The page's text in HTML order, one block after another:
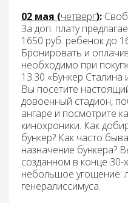
02 мая (четверг):
За доп. плату
1650 руб. ребенок до
Бронировать и
необходимо при
13.30 «Бункер Сталина
Вы посетите
довоенный стадион,
ангаре и посмотрите
кинохроники. Как
бункер? Как часто
назначение бункера?
созданном в конце 30-
небольшое угощение:
генералиссимуса.